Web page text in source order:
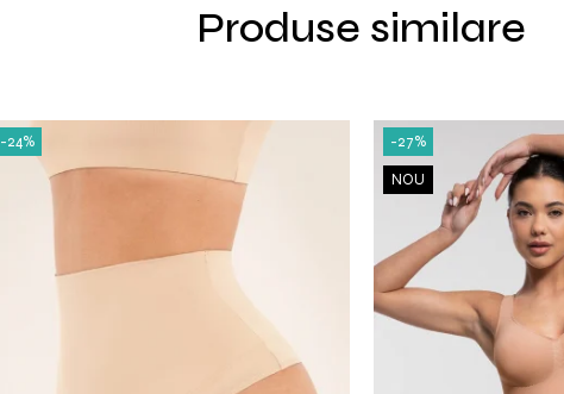
Produse similare
-24%
-27%
NOU